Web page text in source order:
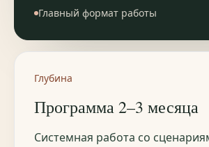
Главный формат работы
Глубина
Программа 2–3 месяца
Системная работа со